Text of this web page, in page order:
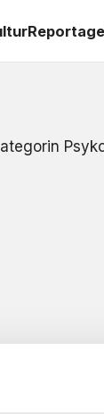
Reportage